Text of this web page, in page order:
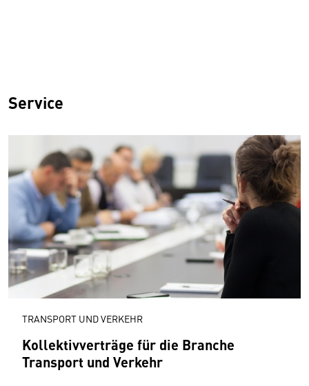
Service
TRANSPORT UND VERKEHR
Kollektivverträge für die Branche
Transport und Verkehr